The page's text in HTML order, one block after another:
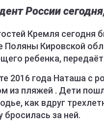
России
Кремля сегодня
Поляны Кировской
ребенка,
2016 года Наташа с
из пляжей . Дети
как вдруг
бросилась за ней.